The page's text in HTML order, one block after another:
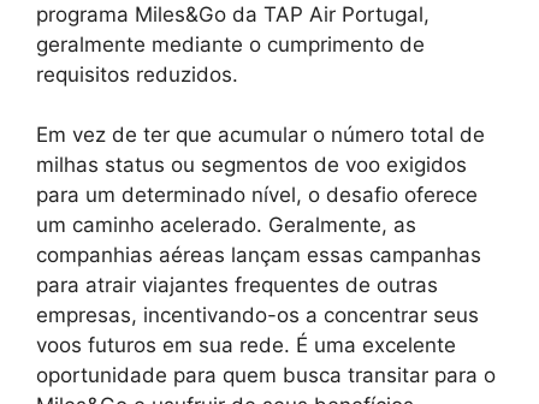
programa Miles&Go da TAP Air Portugal,
geralmente mediante o cumprimento de
requisitos reduzidos.
Em vez de ter que acumular o número total de
milhas status ou segmentos de voo exigidos
para um determinado nível, o desafio oferece
um caminho acelerado. Geralmente, as
companhias aéreas lançam essas campanhas
para atrair viajantes frequentes de outras
empresas, incentivando-os a concentrar seus
voos futuros em sua rede. É uma excelente
oportunidade para quem busca transitar para o